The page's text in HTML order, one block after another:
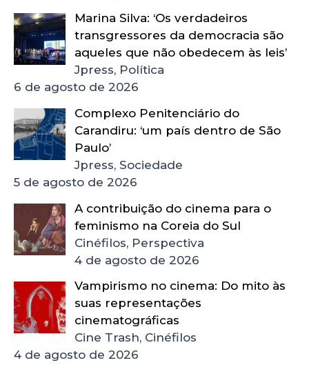
Marina Silva: ‘Os verdadeiros
transgressores da democracia são
aqueles que não obedecem às leis’
Jpress, Política
6 de agosto de 2026
Complexo Penitenciário do
Carandiru: ‘um país dentro de São
Paulo’
Jpress, Sociedade
5 de agosto de 2026
A contribuição do cinema para o
feminismo na Coreia do Sul
Cinéfilos, Perspectiva
4 de agosto de 2026
Vampirismo no cinema: Do mito às
suas representações
cinematográficas
Cine Trash, Cinéfilos
4 de agosto de 2026